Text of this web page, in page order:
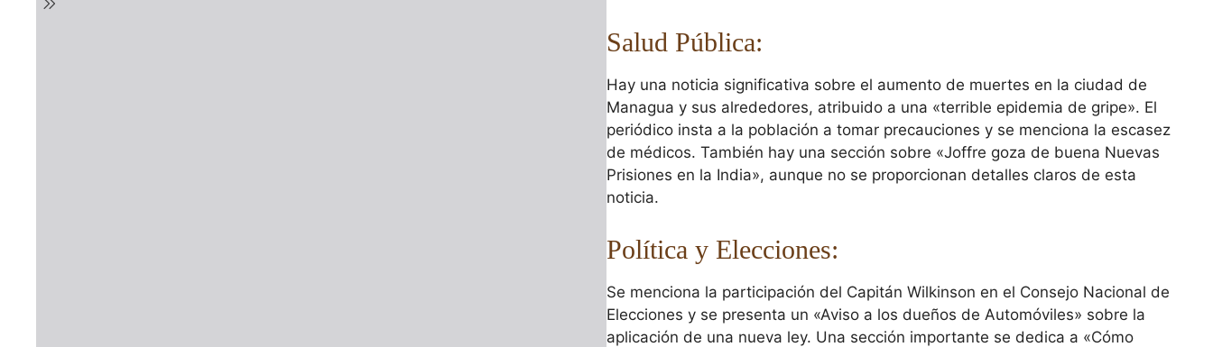
Salud Pública:
Hay una noticia significativa sobre el aumento de muertes en la ciudad de
Managua y sus alrededores, atribuido a una «terrible epidemia de gripe». El
periódico insta a la población a tomar precauciones y se menciona la escasez
de médicos. También hay una sección sobre «Joffre goza de buena Nuevas
Prisiones en la India», aunque no se proporcionan detalles claros de esta
noticia.
Política y Elecciones:
Se menciona la participación del Capitán Wilkinson en el Consejo Nacional de
Elecciones y se presenta un «Aviso a los dueños de Automóviles» sobre la
aplicación de una nueva ley. Una sección importante se dedica a «Cómo